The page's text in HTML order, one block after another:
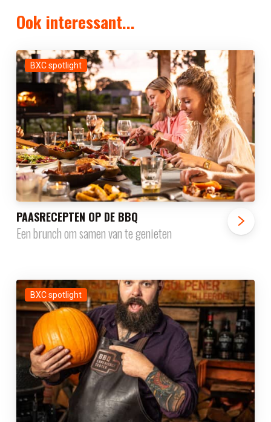
Ook interessant...
BXC spotlight
PAASRECEPTEN OP DE BBQ
Een brunch om samen van te genieten
BXC spotlight